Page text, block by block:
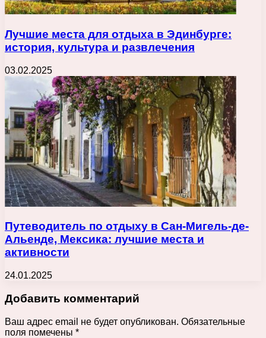
Лучшие места для отдыха в Эдинбурге:
история, культура и развлечения
03.02.2025
Путеводитель по отдыху в Сан-Мигель-де-
Альенде, Мексика: лучшие места и
активности
24.01.2025
Добавить комментарий
Ваш адрес email не будет опубликован. Обязательные
поля помечены *